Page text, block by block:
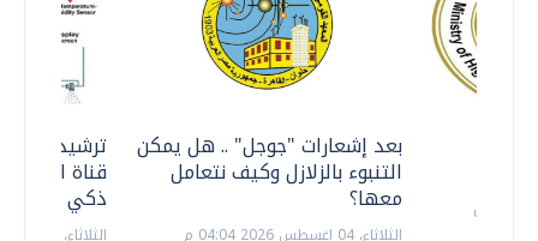
ترشيدا
قناة
ذكي
الثلاثاء، 14 يوليو 2026 06:11 م
بعد إشعارات "جوجل" .. هل يمكن
التنبوء بالزلازل وكيف نتعامل
معها؟
الثلاثاء، 04 اغسطس 2026 04:04 م